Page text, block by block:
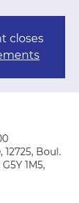
closes
Boul.
1M5,